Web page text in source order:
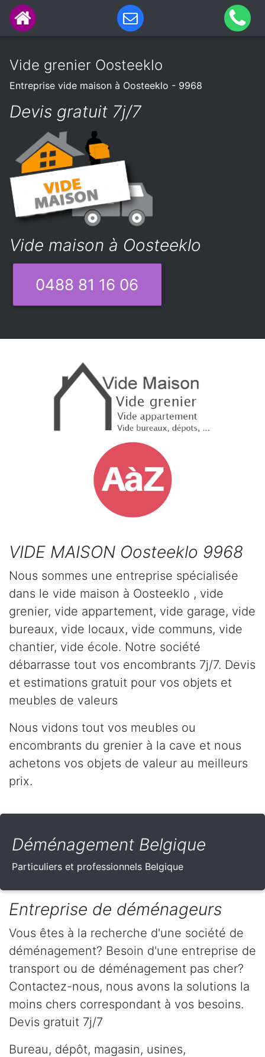
Vide grenier Oosteeklo
Entreprise vide maison à Oosteeklo - 9968
Devis gratuit 7j/7
Vide maison à Oosteeklo
0488 81 16 06
VIDE MAISON Oosteeklo 9968
Nous sommes une entreprise spécialisée
dans le vide maison à Oosteeklo , vide
grenier, vide appartement, vide garage, vide
bureaux, vide locaux, vide communs, vide
chantier, vide école. Notre société
débarrasse tout vos encombrants 7j/7. Devis
et estimations gratuit pour vos objets et
meubles de valeurs
Nous vidons tout vos meubles ou
encombrants du grenier à la cave et nous
achetons vos objets de valeur au meilleurs
prix.
Déménagement Belgique
Particuliers et professionnels Belgique
Entreprise de déménageurs
Vous êtes à la recherche d'une société de
déménagement? Besoin d'une entreprise de
transport ou de déménagement pas cher?
Contactez-nous, nous avons la solutions la
moins chers correspondant à vos besoins.
Devis gratuit 7j/7
Bureau, dépôt, magasin, usines,